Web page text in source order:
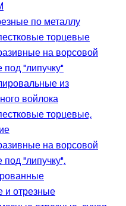
по металлу
торцевые
на ворсовой
"липучку"
из
войлока
торцевые,
на ворсовой
"липучку",
и отрезные